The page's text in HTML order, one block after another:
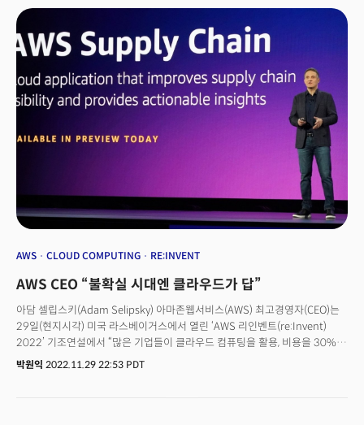
AWS CLOUD COMPUTING RE:INVENT
AWS CEO “불확실 시대엔 클라우드가 답”
아담 셀립스키(Adam Selipsky) 아마존웹서비스(AWS) 최고경영자(CEO)는
29일(현지시각) 미국 라스베이거스에서 열린 ‘AWS 리인벤트(re:Invent)
2022’ 기조연설에서 “많은 기업들이 클라우드 컴퓨팅을 활용, 비용을 30%
이상 절감하고 있다”며 이같이 말했다. 적용 범위 확장 및 축소가 자유로운
박원익 2022.11.29 22:53 PDT